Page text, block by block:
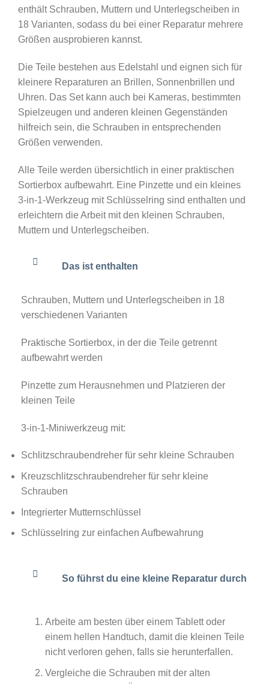
enthält Schrauben, Muttern und Unterlegscheiben in
18 Varianten, sodass du bei einer Reparatur mehrere
Größen ausprobieren kannst.
Die Teile bestehen aus Edelstahl und eignen sich für
kleinere Reparaturen an Brillen, Sonnenbrillen und
Uhren. Das Set kann auch bei Kameras, bestimmten
Spielzeugen und anderen kleinen Gegenständen
hilfreich sein, die Schrauben in entsprechenden
Größen verwenden.
Alle Teile werden übersichtlich in einer praktischen
Sortierbox aufbewahrt. Eine Pinzette und ein kleines
3-in-1-Werkzeug mit Schlüsselring sind enthalten und
erleichtern die Arbeit mit den kleinen Schrauben,
Muttern und Unterlegscheiben.
Das ist enthalten
Schrauben, Muttern und Unterlegscheiben in 18
verschiedenen Varianten
Praktische Sortierbox, in der die Teile getrennt
aufbewahrt werden
Pinzette zum Herausnehmen und Platzieren der
kleinen Teile
3-in-1-Miniwerkzeug mit:
Schlitzschraubendreher für sehr kleine Schrauben
Kreuzschlitzschraubendreher für sehr kleine
Schrauben
Integrierter Mutternschlüssel
Schlüsselring zur einfachen Aufbewahrung
So führst du eine kleine Reparatur durch
Arbeite am besten über einem Tablett oder
einem hellen Handtuch, damit die kleinen Teile
nicht verloren gehen, falls sie herunterfallen.
Vergleiche die Schrauben mit der alten